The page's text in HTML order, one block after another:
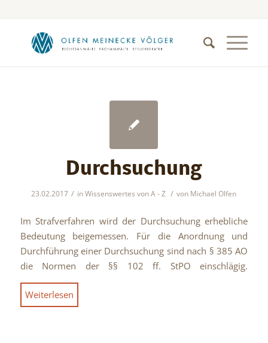
Durchsuchung
23.02.2017 / inWissenswertes von A - Z / von Michael Olfen
Im Strafverfahren wird der Durchsuchung erhebliche
Bedeutung beigemessen. Für die Anordnung und
Durchführung einer Durchsuchung sind nach § 385 AO
die Normen der §§ 102 ff. StPO einschlägig.
Weiterlesen